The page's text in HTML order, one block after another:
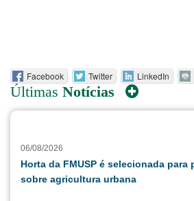
Facebook Twitter LinkedIn
Últimas Notícias
06/08/2026
Horta da FMUSP é selecionada
sobre agricultura urbana